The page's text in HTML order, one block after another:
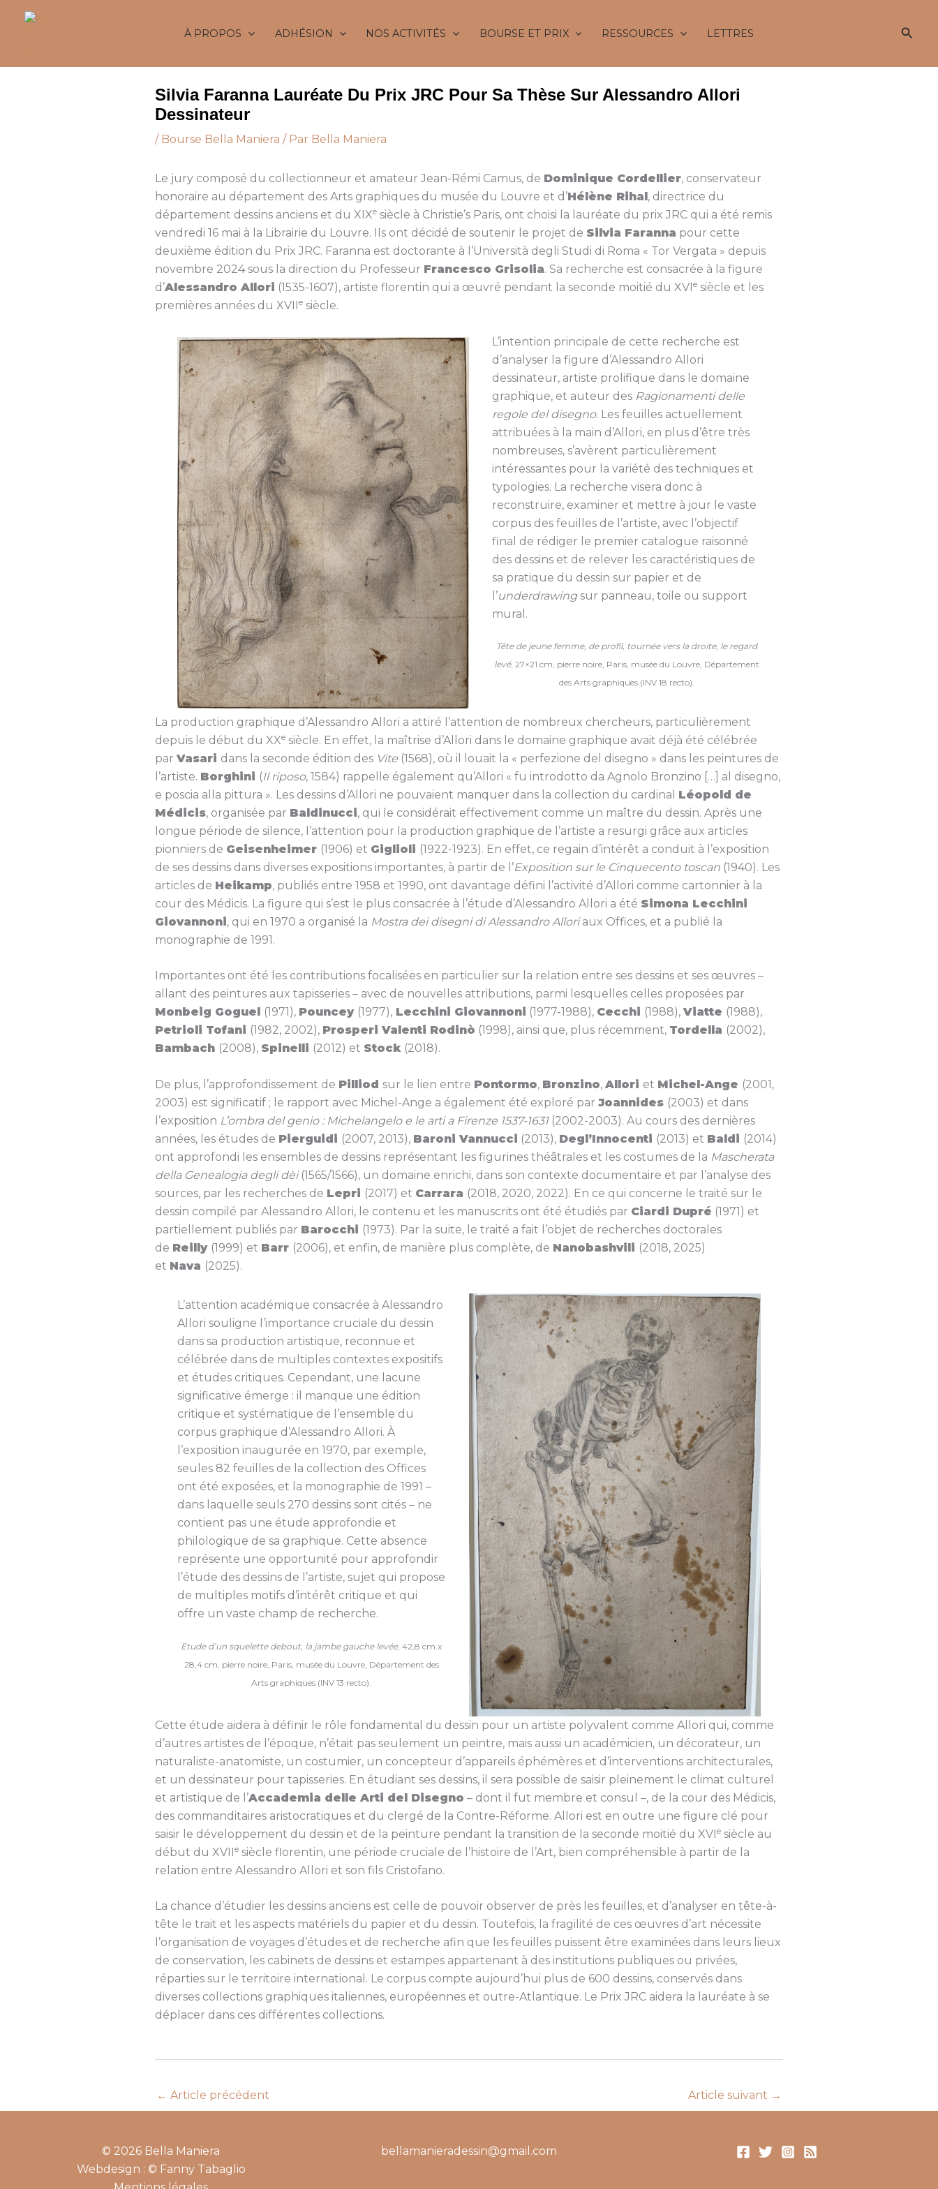
Aller
À PROPOS ADHÉSION NOS ACTIVITÉS BOURSE ET PRIX RESSOURCES LETTRES
Silvia Faranna Lauréate Du Prix JRC Pour Sa Thèse Sur Alessandro Allori
Dessinateur
/ Bourse Bella Maniera / Par Bella Maniera
Le jury composé du collectionneur et amateur Jean-Rémi Camus, de Dominique Cordellier, conservateur
honoraire au département des Arts graphiques du musée du Louvre et d’Hélène Rihal, directrice du
département dessins anciens et du XIXe siècle à Christie’s Paris, ont choisi la lauréate du prix JRC qui a été remis
vendredi 16 mai à la Librairie du Louvre. Ils ont décidé de soutenir le projet de Silvia Faranna pour cette
deuxième édition du Prix JRC. Faranna est doctorante à l’Università degli Studi di Roma « Tor Vergata » depuis
novembre 2024 sous la direction du Professeur Francesco Grisolia. Sa recherche est consacrée à la figure
d’Alessandro Allori (1535-1607), artiste florentin qui a œuvré pendant la seconde moitié du XVIe siècle et les
premières années du XVIIe siècle.
L’intention principale de cette recherche est
d’analyser la figure d’Alessandro Allori
dessinateur, artiste prolifique dans le domaine
graphique, et auteur des Ragionamenti delle
regole del disegno. Les feuilles actuellement
attribuées à la main d’Allori, en plus d’être très
nombreuses, s’avèrent particulièrement
intéressantes pour la variété des techniques et
typologies. La recherche visera donc à
reconstruire, examiner et mettre à jour le vaste
corpus des feuilles de l’artiste, avec l’objectif
final de rédiger le premier catalogue raisonné
des dessins et de relever les caractéristiques de
sa pratique du dessin sur papier et de
l’underdrawingsur panneau, toile ou support
mural.
Tête de jeune femme, de profil, tournée vers la droite, le regard
levé, 27×21 cm, pierre noire, Paris, musée du Louvre, Département
des Arts graphiques (INV 18 recto).
La production graphique d’Alessandro Allori a attiré l’attention de nombreux chercheurs, particulièrement
depuis le début du XXe siècle. En effet, la maîtrise d’Allori dans le domaine graphique avait déjà été célébrée
par Vasari dans la seconde édition des Vite (1568), où il louait la « perfezione del disegno » dans les peintures de
l’artiste. Borghini (Il riposo, 1584) rappelle également qu’Allori « fu introdotto da Agnolo Bronzino […] al disegno,
e poscia alla pittura ». Les dessins d’Allori ne pouvaient manquer dans la collection du cardinal Léopold de
Médicis, organisée par Baldinucci, qui le considérait effectivement comme un maître du dessin. Après une
longue période de silence, l’attention pour la production graphique de l’artiste a resurgi grâce aux articles
pionniers de Geisenheimer (1906) et Giglioli (1922-1923). En effet, ce regain d’intérêt a conduit à l’exposition
de ses dessins dans diverses expositions importantes, à partir de l’Exposition sur le Cinquecento toscan (1940). Les
articles de Heikamp, publiés entre 1958 et 1990, ont davantage défini l’activité d’Allori comme cartonnier à la
cour des Médicis. La figure qui s’est le plus consacrée à l’étude d’Alessandro Allori a été Simona Lecchini
Giovannoni, qui en 1970 a organisé la Mostra dei disegni di Alessandro Alloriaux Offices, et a publié la
monographie de 1991.
Importantes ont été les contributions focalisées en particulier sur la relation entre ses dessins et ses œuvres –
allant des peintures aux tapisseries – avec de nouvelles attributions, parmi lesquelles celles proposées par
Monbeig Goguel
(1971), Pouncey (1977), Lecchini Giovannoni (1977-1988), Cecchi (1988), Viatte (1988),
Petrioli Tofani (1982, 2002), Prosperi Valenti Rodinò (1998), ainsi que, plus récemment, Tordella (2002),
Bambach (2008), Spinelli (2012) et Stock (2018).
De plus, l’approfondissement de Pilliod sur le lien entre Pontormo, Bronzino, Allori et Michel-Ange (2001,
2003) est significatif ; le rapport avec Michel-Ange a également été exploré par Joannides (2003) et dans
l’exposition L’ombra del genio : Michelangelo e le arti a Firenze 1537-1631(2002-2003). Au cours des dernières
années, les études de Pierguidi (2007, 2013), Baroni Vannucci (2013), Degl’Innocenti (2013) et Baldi (2014)
ont approfondi les ensembles de dessins représentant les figurines théâtrales et les costumes de la Mascherata
della Genealogia degli dèi (1565/1566), un domaine enrichi, dans son contexte documentaire et par l’analyse des
sources, par les recherches de Lepri (2017) et Carrara (2018, 2020, 2022). En ce qui concerne le traité sur le
dessin compilé par Alessandro Allori, le contenu et les manuscrits ont été étudiés par Ciardi Dupré (1971) et
partiellement publiés par Barocchi (1973). Par la suite, le traité a fait l’objet de recherches doctorales
de Reilly (1999) et Barr (2006), et enfin, de manière plus complète, de Nanobashvili (2018, 2025)
et Nava (2025).
L’attention académique consacrée à Alessandro
Allori souligne l’importance cruciale du dessin
dans sa production artistique, reconnue et
célébrée dans de multiples contextes expositifs
et études critiques. Cependant, une lacune
significative émerge : il manque une édition
critique et systématique de l’ensemble du
corpus graphique d’Alessandro Allori. À
l’exposition inaugurée en 1970, par exemple,
seules 82 feuilles de la collection des Offices
ont été exposées, et la monographie de 1991 –
dans laquelle seuls 270 dessins sont cités – ne
contient pas une étude approfondie et
philologique de sa graphique. Cette absence
représente une opportunité pour approfondir
l’étude des dessins de l’artiste, sujet qui propose
de multiples motifs d’intérêt critique et qui
offre un vaste champ de recherche.
Etude d’un squelette debout, la jambe gauche levée, 42,8 cm x
28,4 cm, pierre noire, Paris, musée du Louvre, Département des
Arts graphiques (INV 13 recto).
Cette étude aidera à définir le rôle fondamental du dessin pour un artiste polyvalent comme Allori qui, comme
d’autres artistes de l’époque, n’était pas seulement un peintre, mais aussi un académicien, un décorateur, un
naturaliste-anatomiste, un costumier, un concepteur d’appareils éphémères et d’interventions architecturales,
et un dessinateur pour tapisseries. En étudiant ses dessins, il sera possible de saisir pleinement le climat culturel
et artistique de l’Accademia delle Arti del Disegno – dont il fut membre et consul –, de la cour des Médicis,
des commanditaires aristocratiques et du clergé de la Contre-Réforme. Allori est en outre une figure clé pour
saisir le développement du dessin et de la peinture pendant la transition de la seconde moitié du XVIe siècle au
début du XVIIe siècle florentin, une période cruciale de l’histoire de l’Art, bien compréhensible à partir de la
relation entre Alessandro Allori et son fils Cristofano.
La chance d’étudier les dessins anciens est celle de pouvoir observer de près les feuilles, et d’analyser en tête-à-
tête le trait et les aspects matériels du papier et du dessin. Toutefois, la fragilité de ces œuvres d’art nécessite
l’organisation de voyages d’études et de recherche afin que les feuilles puissent être examinées dans leurs lieux
de conservation, les cabinets de dessins et estampes appartenant à des institutions publiques ou privées,
réparties sur le territoire international. Le corpus compte aujourd’hui plus de 600 dessins, conservés dans
diverses collections graphiques italiennes, européennes et outre-Atlantique. Le Prix JRC aidera la lauréate à se
déplacer dans ces différentes collections.
← Article précédent Article suivant →
© 2026 Bella Maniera
Webdesign : © Fanny Tabaglio
bellamanieradessin@gmail.com